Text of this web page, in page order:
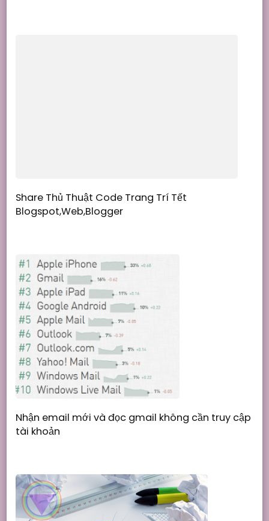
Share Thủ Thuật Code Trang Trí Tết
Blogspot,Web,Blogger
Nhận email mới và đọc gmail không cần truy cập
tài khoản